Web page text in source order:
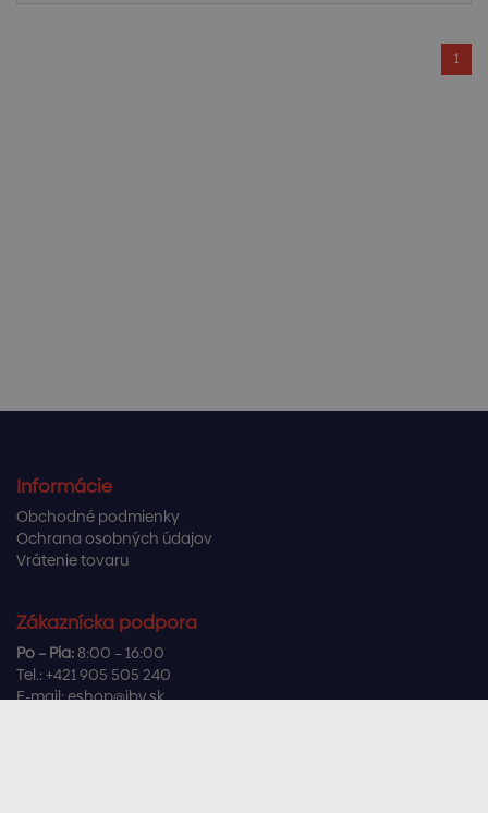
1
Informácie
Obchodné podmienky
Ochrana osobných údajov
Vrátenie tovaru
Zákaznícka podpora
Po – Pia:8:00 – 16:00
Tel.: +421 905 505 240
E-mail:eshop@ibv.sk